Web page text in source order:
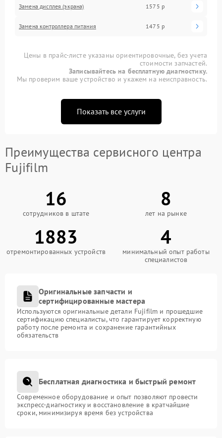
Замена дисплея (экрана) 1575 р
Замена контроллера питания 1475 р
Цены в прайс-листе указаны ориентировочные, без учета
стоимости запчастей.
Записывайтесь на бесплатную диагностику.
Мы проверим ваше устройство и укажем на неисправность.
Показать все услуги
Преимущества сервисного центра
Fujifilm
16
сотрудников в штате
8
лет на рынке
1883
отремонтированных устройств
4
минимальный опыт работы
специалистов
Оригинальные запчасти и
сертифицированные мастера
Используются оригинальные детали Fujifilm и прошедшие
сертификацию специалисты, что гарантирует корректную
работу после ремонта и сохранение гарантийных
обязательств
Бесплатная диагностика и быстрый ремонт
Современное оборудование и опыт позволяют провести
экспресс-диагностику и восстановление в кратчайшие
сроки, минимизируя время без устройства